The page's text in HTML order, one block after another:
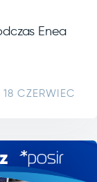
Enea
18 CZERWIEC